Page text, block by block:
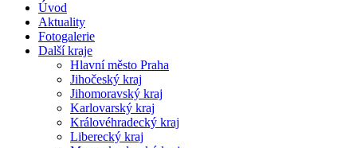
Úvod
Aktuality
Fotogalerie
Další kraje
Hlavní město Praha
Jihočeský kraj
Jihomoravský kraj
Karlovarský kraj
Královéhradecký kraj
Liberecký kraj